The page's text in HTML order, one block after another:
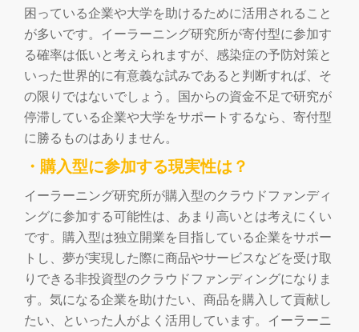
困っている企業や大学を助けるために活用されること
が多いです。イーラーニング研究所が寄付型に参加す
る確率は低いと考えられますが、感染症の予防対策と
いった世界的に有意義な試みであると判断すれば、そ
の限りではないでしょう。国からの資金不足で研究が
停滞している企業や大学をサポートするなら、寄付型
に勝るものはありません。
・購入型に参加する現実性は？
イーラーニング研究所が購入型のクラウドファンディ
ングに参加する可能性は、あまり高いとは考えにくい
です。購入型は独立開業を目指している企業をサポー
トし、夢が実現した際に商品やサービスなどを受け取
りできる非投資型のクラウドファンディングになりま
す。気になる企業を助けたい、商品を購入して貢献し
たい、といった人がよく活用しています。イーラーニ